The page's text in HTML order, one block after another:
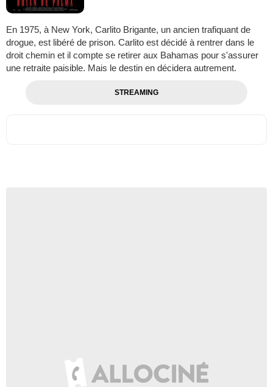
En 1975, à New York, Carlito Brigante, un ancien trafiquant de
drogue, est libéré de prison. Carlito est décidé à rentrer dans le
droit chemin et il compte se retirer aux Bahamas pour s'assurer
une retraite paisible. Mais le destin en décidera autrement.
STREAMING